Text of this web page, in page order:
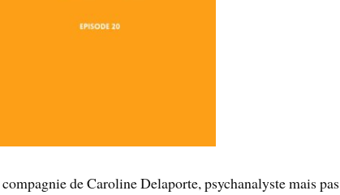
de Caroline Delaporte, psychanalyste mais pas